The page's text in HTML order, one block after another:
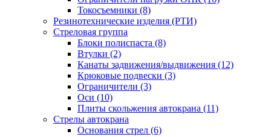
Токосъемники (8)
Резинотехнические изделия (РТИ)
Стреловая группа
Блоки полиспаста (8)
Втулки (2)
Канаты задвижения/выдвижения (12)
Крюковые подвески (3)
Ограничители (3)
Оси (10)
Плиты скольжения автокрана (11)
Стрелы автокрана
Основания стрел (6)